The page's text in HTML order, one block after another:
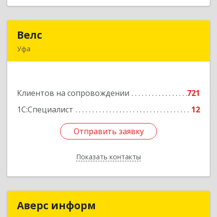
Велс
Уфа
Клиентов на сопровождении
721
1С:Специалист
12
Отправить заявку
Показать контакты
Подробнее
Отправить заявку
Назад
Аверс информ